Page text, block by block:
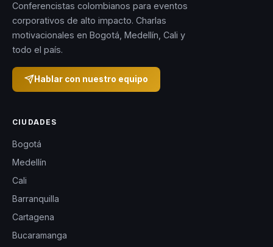
Conferencistas colombianos para eventos
corporativos de alto impacto. Charlas
motivacionales en Bogotá, Medellín, Cali y
todo el país.
Hablar con nuestro equipo
CIUDADES
Bogotá
Medellín
Cali
Barranquilla
Cartagena
Bucaramanga